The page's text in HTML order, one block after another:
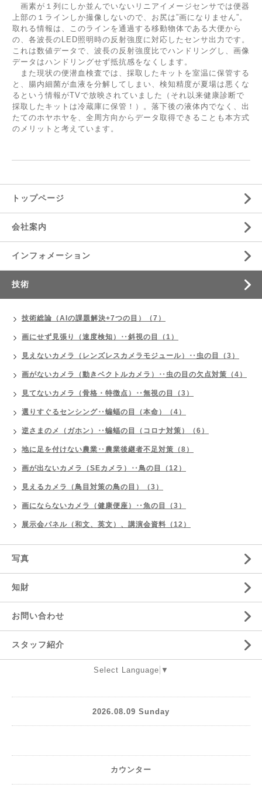
画素が１列にしか並んでいないリニアイメージセンサでは便器
上部の１ラインしか撮像しないので、お尻は”画になりません”。
取れる情報は、このラインを通過する移動物体である大便から
の、各波長のLED照明時の反射強度に対応したセンサ出力です。
これは数値データで、波長の反射強度比でハンドリングし、画像
データはハンドリングせず抵抗感をなくします。
また現状の便潜血検査では、採取したキットを室温に保管する
と、腸内細菌が血液を分解してしまい、検知精度が夏場は悪くな
るという情報がTVで放映されていました（それ以来健康診断で
採取したキットは冷蔵庫に保管！）。落下後の液体内でなく、出
たてのホヤホヤを、全周方向からデータ取得できることも本方式
のメリットと考えています。
トップページ
会社案内
インフォメーション
技術
技術総論（AIの課題解決+7つの目）（7）
画にせず見張り（速度検知）‥斜視の目（1）
見えないカメラ（レンズレスカメラモジュール）‥虫の目（3）
画がないカメラ（動きベクトルカメラ）‥虫の目の欠点対策（4）
見てないカメラ（骨格・特徴点）‥無視の目（3）
選りすぐるセンシング‥蝙蝠の目（本命）（4）
逆さまのメ（ガホン）‥蝙蝠の目（コロナ対策）（6）
地に足を付けない農業‥農業後継者不足対策（8）
画が出ないカメラ（SEカメラ）‥鳥の目（12）
見えるカメラ（鳥目対策の鳥の目）（3）
画にならないカメラ（健康便座）‥魚の目（3）
展示会パネル（和文、英文）、講演会資料（12）
写真
知財
お問い合わせ
スタッフ紹介
Select Language ▼
2026.08.09 Sunday
カウンター